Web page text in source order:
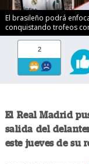
El brasileño podrá
conquistando trofeos
2
El Real Madrid
salida del
este jueves de su